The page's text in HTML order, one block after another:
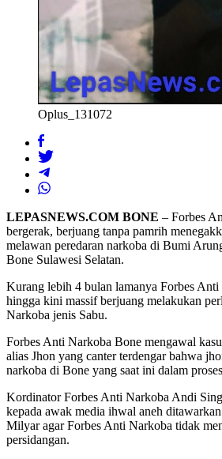
Oplus_131072
LEPASNEWS.COM BONE – Forbes
bergerak, berjuang tanpa pamrih
melawan peredaran narkoba di Bumi
Bone Sulawesi Selatan.
Kurang lebih 4 bulan lamanya Forbes
hingga kini massif berjuang melakukan
Narkoba jenis Sabu.
Forbes Anti Narkoba Bone mengawal
alias Jhon yang canter terdengar bahwa
narkoba di Bone yang saat ini dalam
Kordinator Forbes Anti Narkoba Andi
kepada awak media ihwal aneh
Milyar agar Forbes Anti Narkoba tidak
persidangan.